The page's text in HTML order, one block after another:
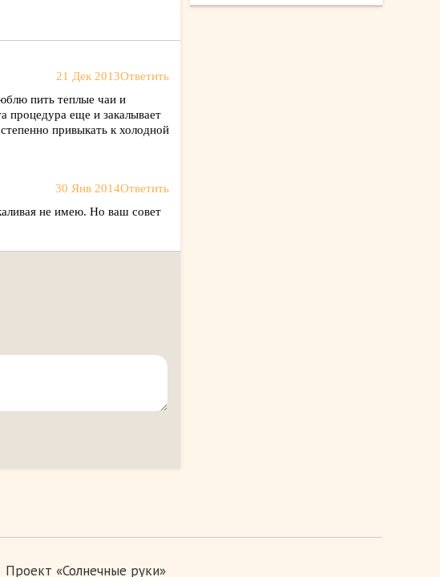
21 Дек 2013Ответить
пить теплые чаи и
процедура еще и закалывает
привыкать к холодной
30 Янв 2014Ответить
не имею. Но ваш совет
Проект «Солнечные руки»